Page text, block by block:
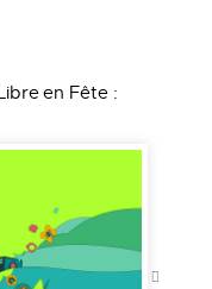
en Fête :